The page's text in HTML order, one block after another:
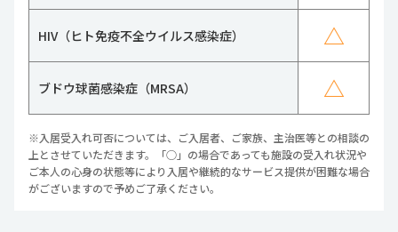
HIV（ヒト免疫不全ウイルス感染症） △
ブドウ球菌感染症（MRSA） △
※入居受入れ可否については、ご入居者、ご家族、主治医等との相談の
上とさせていただきます。「○」の場合であっても施設の受入れ状況や
ご本人の心身の状態等により入居や継続的なサービス提供が困難な場合
がございますので予めご了承ください。